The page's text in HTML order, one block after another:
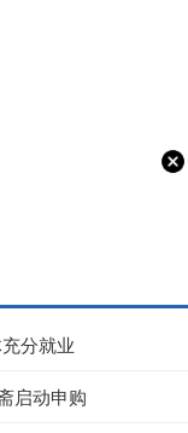
分就业
启动申购